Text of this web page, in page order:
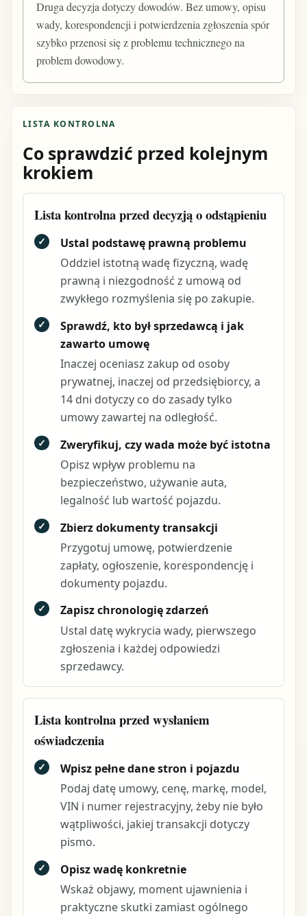
Druga decyzja dotyczy dowodów. Bez umowy, opisu
wady, korespondencji i potwierdzenia zgłoszenia spór
szybko przenosi się z problemu technicznego na
problem dowodowy.
LISTA KONTROLNA
Co sprawdzić przed kolejnym
krokiem
Lista kontrolna przed decyzją o odstąpieniu
✓
Ustal podstawę prawną problemu
Oddziel istotną wadę fizyczną, wadę
prawną i niezgodność z umową od
zwykłego rozmyślenia się po zakupie.
✓
Sprawdź, kto był sprzedawcą i jak
zawarto umowę
Inaczej oceniasz zakup od osoby
prywatnej, inaczej od przedsiębiorcy, a
14 dni dotyczy co do zasady tylko
umowy zawartej na odległość.
✓
Zweryfikuj, czy wada może być istotna
Opisz wpływ problemu na
bezpieczeństwo, używanie auta,
legalność lub wartość pojazdu.
✓
Zbierz dokumenty transakcji
Przygotuj umowę, potwierdzenie
zapłaty, ogłoszenie, korespondencję i
dokumenty pojazdu.
✓
Zapisz chronologię zdarzeń
Ustal datę wykrycia wady, pierwszego
zgłoszenia i każdej odpowiedzi
sprzedawcy.
Lista kontrolna przed wysłaniem
oświadczenia
✓
Wpisz pełne dane stron i pojazdu
Podaj datę umowy, cenę, markę, model,
VIN i numer rejestracyjny, żeby nie było
wątpliwości, jakiej transakcji dotyczy
pismo.
✓
Opisz wadę konkretnie
Wskaż objawy, moment ujawnienia i
praktyczne skutki zamiast ogólnego